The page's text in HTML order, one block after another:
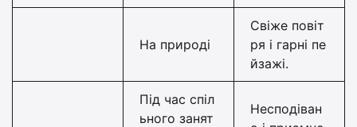
На природі
Свіже повіт
ря і гарні пе
йзажі.
Під час спіл
ьного занят
Несподіван